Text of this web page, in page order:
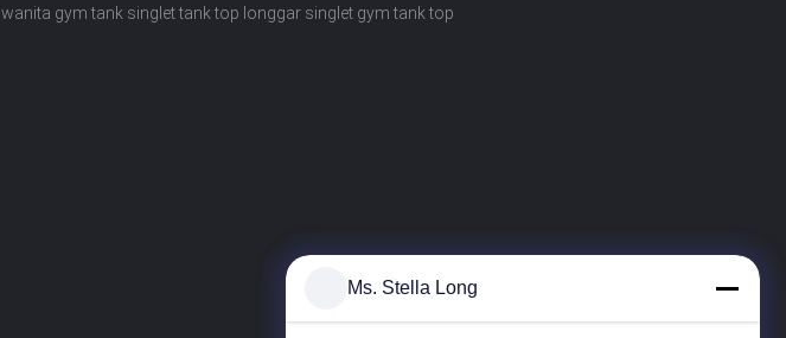
wanita gym tank singlet tank top longgar singlet gym tank top
Ms. Stella Long